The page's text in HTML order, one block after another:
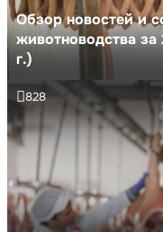
Обзор новостей и
животноводства
г.)
828